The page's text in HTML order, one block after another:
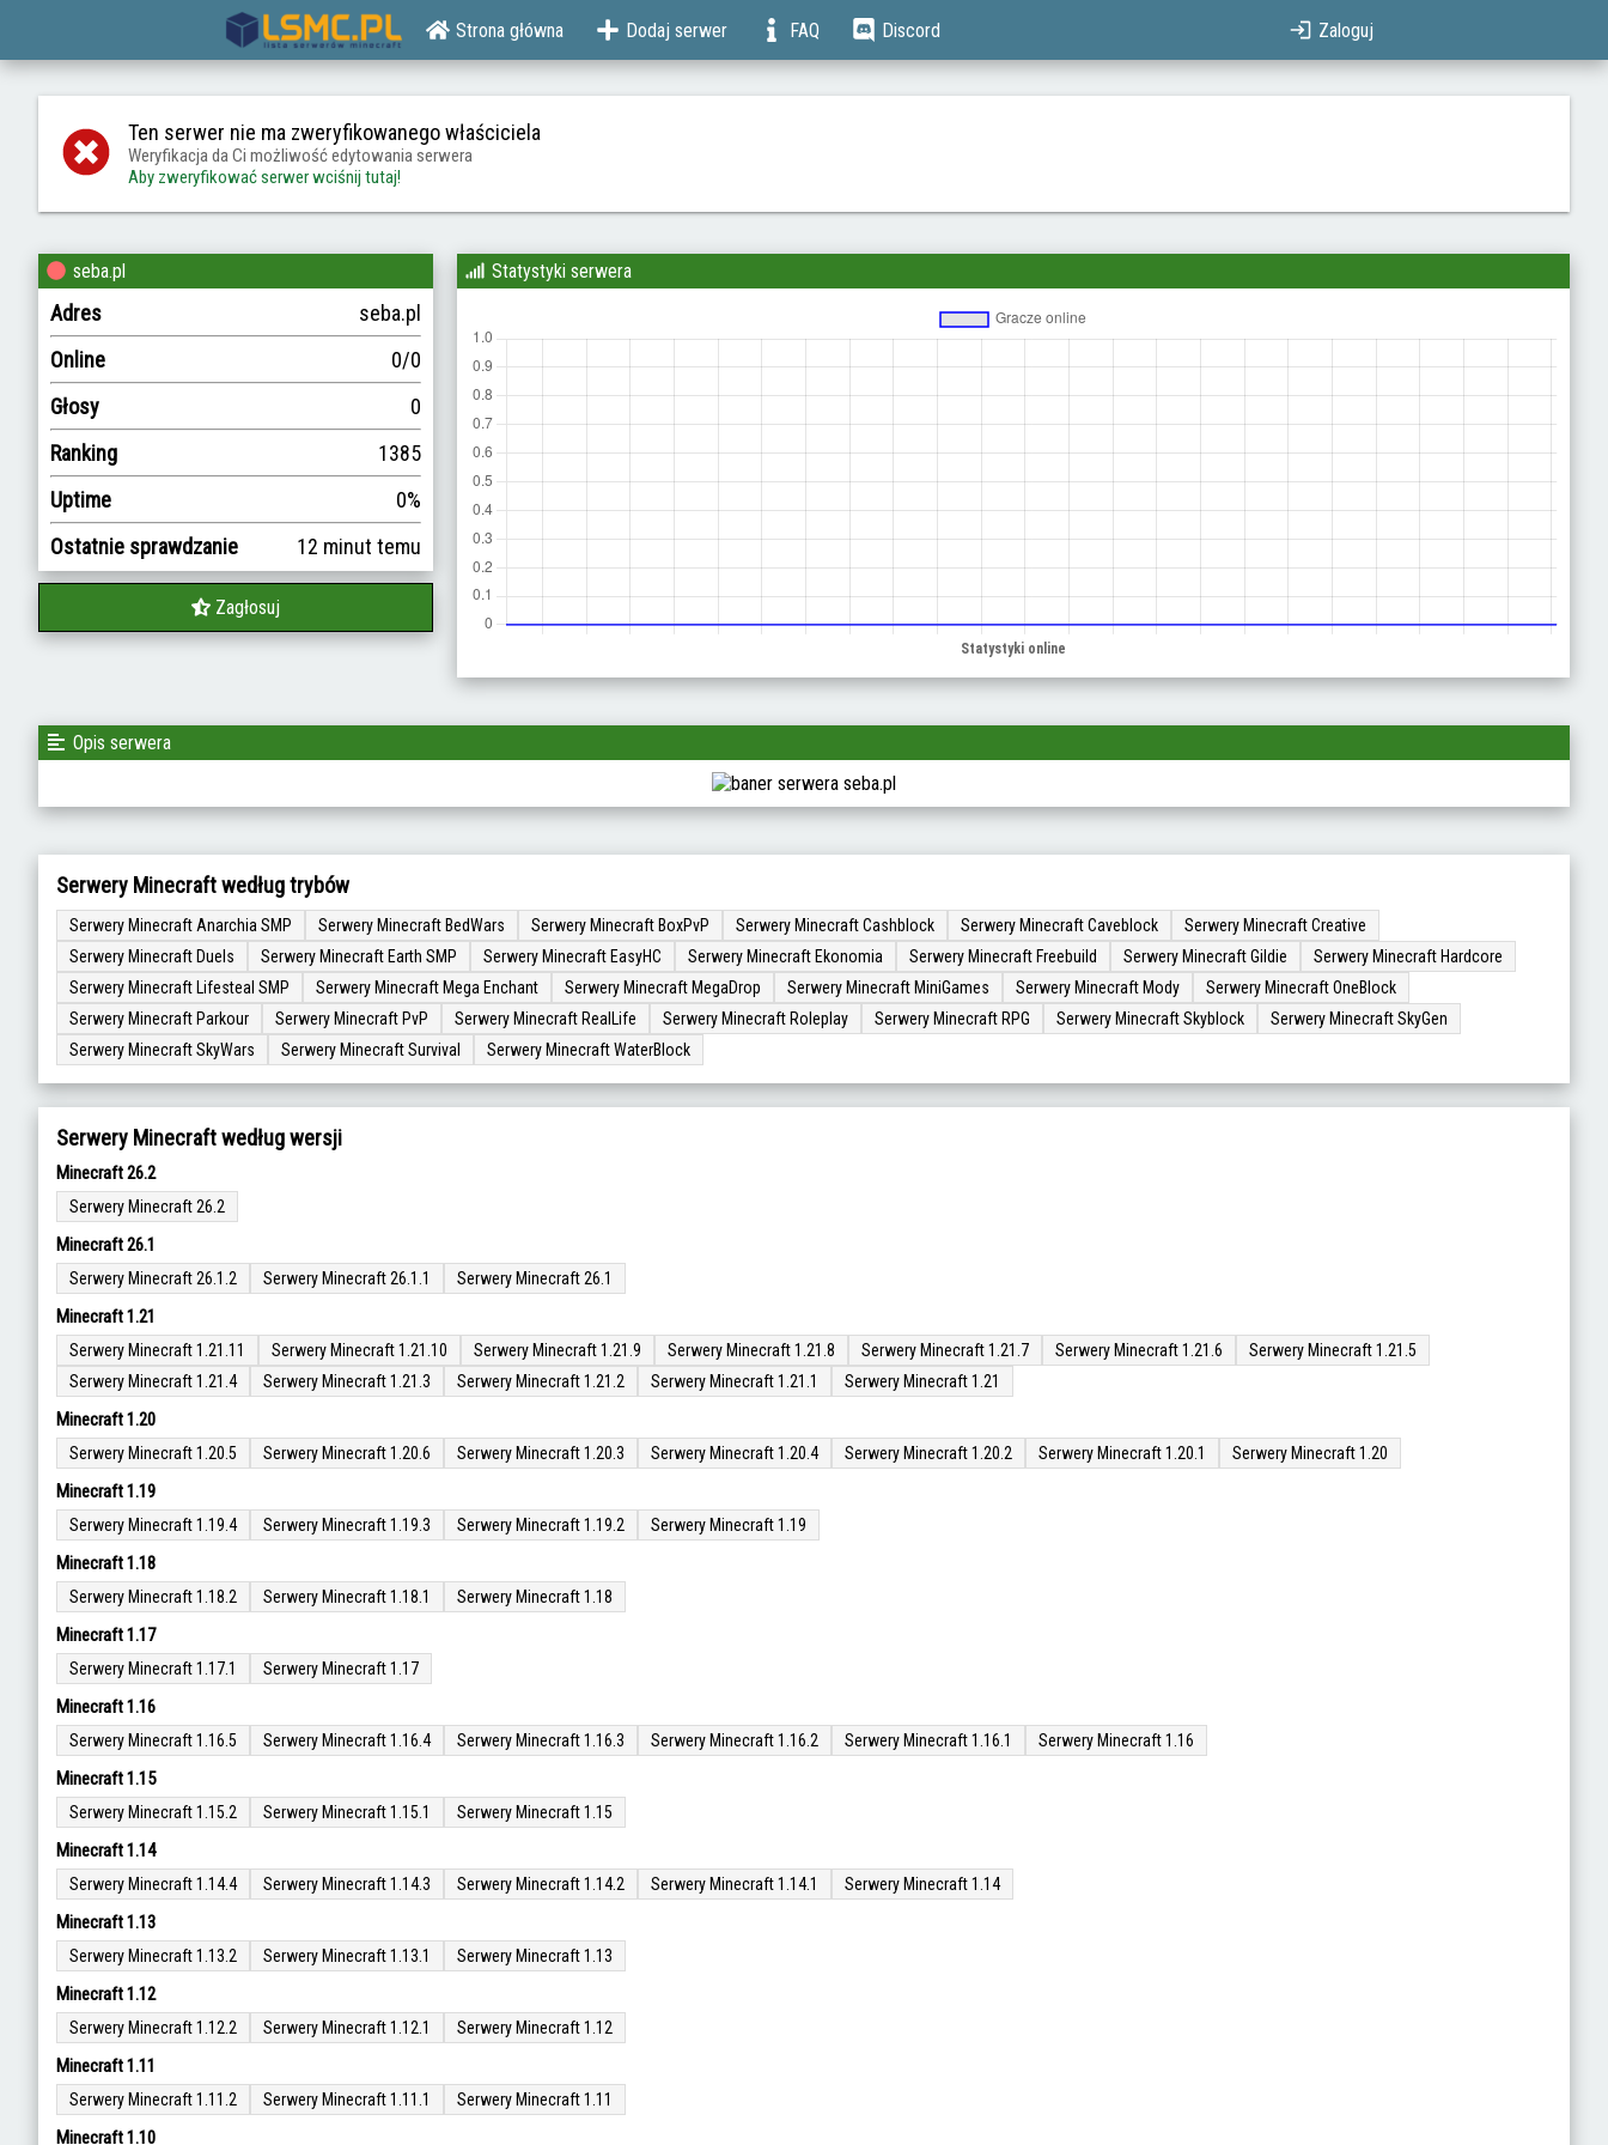
Strona główna Dodaj serwer FAQ Discord Zaloguj
Ten serwer nie ma zweryfikowanego właściciela
Weryfikacja da Ci możliwość edytowania serwera
Aby zweryfikować serwer wciśnij tutaj!
seba.pl
Adres
seba.pl
Online
0/0
Głosy
0
Ranking
1385
Uptime
0%
Ostatnie sprawdzanie
12 minut temu
Zagłosuj
Statystyki serwera
Opis serwera
Serwery Minecraft według trybów
Serwery Minecraft Anarchia SMP Serwery Minecraft BedWars Serwery Minecraft BoxPvP Serwery Minecraft Cashblock Serwery Minecraft Caveblock
Serwery Minecraft Creative
Serwery Minecraft Duels
Serwery Minecraft Earth SMP Serwery Minecraft EasyHC Serwery Minecraft Ekonomia Serwery Minecraft Freebuild Serwery Minecraft Gildie
Serwery Minecraft Hardcore
Serwery Minecraft Lifesteal SMP
Serwery Minecraft Mega Enchant Serwery Minecraft MegaDrop Serwery Minecraft MiniGames Serwery Minecraft Mody
Serwery Minecraft OneBlock
Serwery Minecraft Parkour
Serwery Minecraft PvP Serwery Minecraft RealLife Serwery Minecraft Roleplay Serwery Minecraft RPG Serwery Minecraft Skyblock
Serwery Minecraft SkyGen
Serwery Minecraft SkyWars
Serwery Minecraft Survival Serwery Minecraft WaterBlock
Serwery Minecraft według wersji
Minecraft 26.2
Serwery Minecraft 26.2
Minecraft 26.1
Serwery Minecraft 26.1.2 Serwery Minecraft 26.1.1 Serwery Minecraft 26.1
Minecraft 1.21
Serwery Minecraft 1.21.11 Serwery Minecraft 1.21.10 Serwery Minecraft 1.21.9 Serwery Minecraft 1.21.8 Serwery Minecraft 1.21.7 Serwery Minecraft 1.21.6
Serwery Minecraft 1.21.5
Serwery Minecraft 1.21.4
Serwery Minecraft 1.21.3 Serwery Minecraft 1.21.2 Serwery Minecraft 1.21.1 Serwery Minecraft 1.21
Minecraft 1.20
Serwery Minecraft 1.20.5 Serwery Minecraft 1.20.6 Serwery Minecraft 1.20.3 Serwery Minecraft 1.20.4 Serwery Minecraft 1.20.2 Serwery Minecraft 1.20.1 Serwery Minecraft 1.20
Minecraft 1.19
Serwery Minecraft 1.19.4 Serwery Minecraft 1.19.3 Serwery Minecraft 1.19.2 Serwery Minecraft 1.19
Minecraft 1.18
Serwery Minecraft 1.18.2 Serwery Minecraft 1.18.1 Serwery Minecraft 1.18
Minecraft 1.17
Serwery Minecraft 1.17.1 Serwery Minecraft 1.17
Minecraft 1.16
Serwery Minecraft 1.16.5 Serwery Minecraft 1.16.4 Serwery Minecraft 1.16.3 Serwery Minecraft 1.16.2 Serwery Minecraft 1.16.1 Serwery Minecraft 1.16
Minecraft 1.15
Serwery Minecraft 1.15.2 Serwery Minecraft 1.15.1 Serwery Minecraft 1.15
Minecraft 1.14
Serwery Minecraft 1.14.4 Serwery Minecraft 1.14.3 Serwery Minecraft 1.14.2 Serwery Minecraft 1.14.1 Serwery Minecraft 1.14
Minecraft 1.13
Serwery Minecraft 1.13.2 Serwery Minecraft 1.13.1 Serwery Minecraft 1.13
Minecraft 1.12
Serwery Minecraft 1.12.2 Serwery Minecraft 1.12.1 Serwery Minecraft 1.12
Minecraft 1.11
Serwery Minecraft 1.11.2 Serwery Minecraft 1.11.1 Serwery Minecraft 1.11
Minecraft 1.10